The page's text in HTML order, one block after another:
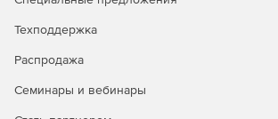
Управление процессами:
Конструктор бизнес-процессов
Техподдержка
Распродажа
Семинары и вебинары